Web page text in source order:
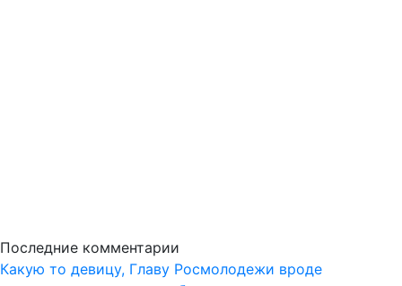
Последние комментарии
Какую то девицу, Главу Росмолодежи вроде